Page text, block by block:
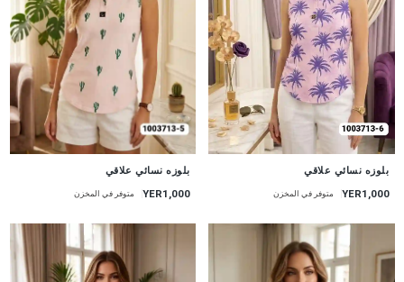
بلوزه نسائي علاقي
YER1,000 متوفر في المخزن
بلوزه نسائي علاقي
YER1,000 متوفر في المخزن